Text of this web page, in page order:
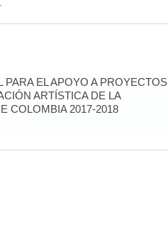
EL APOYO A PROYECTOS
ARTÍSTICA DE LA
COLOMBIA 2017-2018